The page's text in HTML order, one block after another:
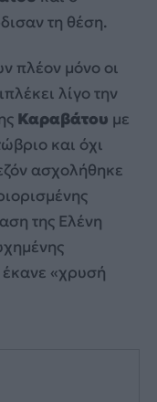
τη θέση.
πλέον μόνο οι
λίγο την
Καραβάτου με
και όχι
ασχολήθηκε
της Ελένη
«χρυσή